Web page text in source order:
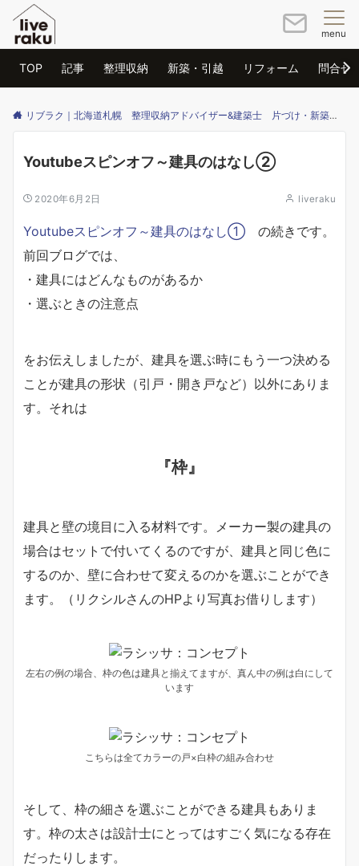
menu
TOP 記事 整理収納 新築・引越 リフォーム 問合せ
リブラク｜北海道札幌 整理収納アドバイザー&建築士 片づけ・新築・リフォームのご相談はリブラクまで
Youtubeスピンオフ～建具のはなし②
2020年6月2日 liveraku
Youtubeスピンオフ～建具のはなし① の続きです。
前回ブログでは、
・建具にはどんなものがあるか
・選ぶときの注意点
をお伝えしましたが、建具を選ぶ時にもう一つ決める
ことが建具の形状（引戸・開き戸など）以外にありま
す。それは
『枠』
建具と壁の境目に入る材料です。メーカー製の建具の
場合はセットで付いてくるのですが、建具と同じ色に
するのか、壁に合わせて変えるのかを選ぶことができ
ます。（リクシルさんのHPより写真お借りします）
左右の例の場合、枠の色は建具と揃えてますが、真ん中の例は白にして
います
こちらは全てカラーの戸×白枠の組み合わせ
そして、枠の細さを選ぶことができる建具もありま
す。枠の太さは設計士にとってはすごく気になる存在
だったりします。